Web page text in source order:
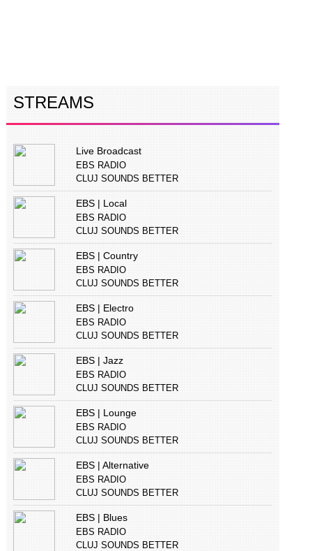
STREAMS
Live Broadcast
EBS RADIO
CLUJ SOUNDS BETTER
EBS | Local
EBS RADIO
CLUJ SOUNDS BETTER
EBS | Country
EBS RADIO
CLUJ SOUNDS BETTER
EBS | Electro
EBS RADIO
CLUJ SOUNDS BETTER
EBS | Jazz
EBS RADIO
CLUJ SOUNDS BETTER
EBS | Lounge
EBS RADIO
CLUJ SOUNDS BETTER
EBS | Alternative
EBS RADIO
CLUJ SOUNDS BETTER
EBS | Blues
EBS RADIO
CLUJ SOUNDS BETTER